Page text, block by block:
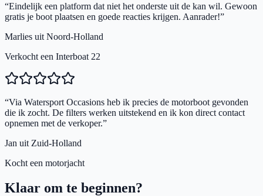
“Eindelijk een platform dat niet het onderste uit de kan wil. Gewoon
gratis je boot plaatsen en goede reacties krijgen. Aanrader!”
Marlies uit Noord-Holland
Verkocht een Interboat 22
“Via Watersport Occasions heb ik precies de motorboot gevonden
die ik zocht. De filters werken uitstekend en ik kon direct contact
opnemen met de verkoper.”
Jan uit Zuid-Holland
Kocht een motorjacht
Klaar om te beginnen?